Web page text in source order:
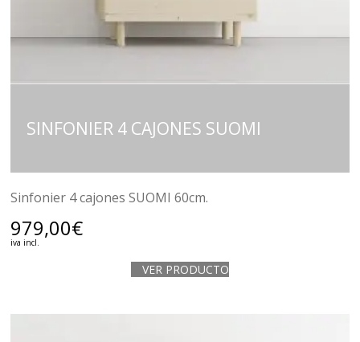
SINFONIER 4 CAJONES SUOMI
Sinfonier 4 cajones SUOMI 60cm.
979,00€
iva incl.
VER PRODUCTO